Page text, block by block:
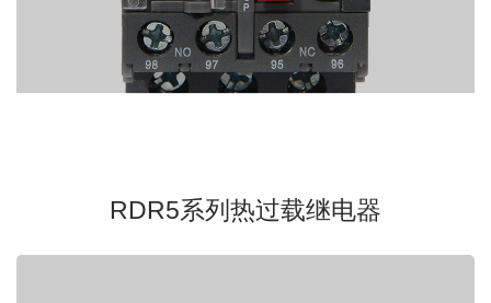
RDR5系列热过载继电器